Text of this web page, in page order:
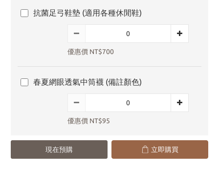
抗菌足弓鞋墊 (適用各種休閒鞋)
優惠價 NT$700
春夏網眼透氣中筒襪 (備註顏色)
優惠價 NT$95
現在預購 立即購買